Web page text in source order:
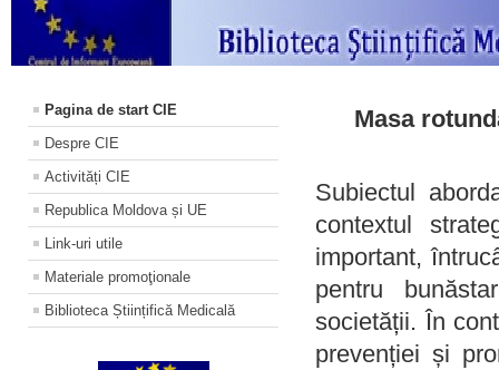
Pagina de start CIE
Despre CIE
Activități CIE
Republica Moldova și UE
Link-uri utile
Materiale promoţionale
Biblioteca Științifică Medicală
Masa
Subiectul
contextul
important,
pentru
societății. În
prevenției și